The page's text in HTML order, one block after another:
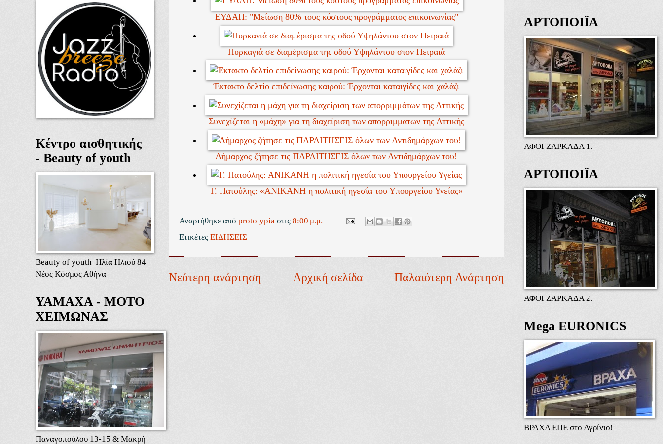
ΕΥΔΑΠ: "Μείωση 80% τους κόστους προγράμματος επικοινωνίας"
Πυρκαγιά σε διαμέρισμα της οδού Υψηλάντου στον Πειραιά
Έκτακτο δελτίο επιδείνωσης καιρού: Έρχονται καταιγίδες και χαλάζι
Συνεχίζεται η «μάχη» για τη διαχείριση των απορριμμάτων της Αττικής
Δήμαρχος ζήτησε τις ΠΑΡΑΙΤΗΣΕΙΣ όλων των Αντιδημάρχων του!
Γ. Πατούλης: «ΑΝΙΚΑΝΗ η πολιτική ηγεσία του Υπουργείου Υγείας»
Αναρτήθηκε από prototypia στις 8:00 μ.μ.
Ετικέτες ΕΙΔΗΣΕΙΣ
Νεότερη ανάρτηση Παλαιότερη Ανάρτηση
Αρχική σελίδα
Κέντρο αισθητικής
- Beauty of youth
Beauty of youth Ηλία Ηλιού 84
Νέος Κόσμος Αθήνα
ΥΑΜΑΧΑ - ΜΟΤΟ
ΧΕΙΜΩΝΑΣ
Παναγοπούλου 13-15 & Μακρή
ΑΡΤΟΠΟΙΪΑ
ΑΦΟΙ ΖΑΡΚΑΔΑ 1.
ΑΡΤΟΠΟΙΪΑ
ΑΦΟΙ ΖΑΡΚΑΔΑ 2.
Mega EURONICS
ΒΡΑΧΑ ΕΠΕ στο Αγρίνιο!